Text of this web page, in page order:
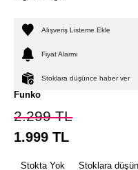
Alışveriş Listeme Ekle
Fiyat Alarmı
Stoklara düşünce haber ver
Funko
2.299TL
1.999 TL
Stokta Yok Stoklara